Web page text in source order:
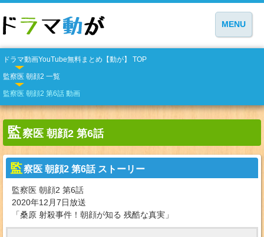
MENU
ドラマ動画YouTube無料まとめ【動が】 TOP
監察医 朝顔2 一覧
監察医 朝顔2 第6話 動画
監察医 朝顔2 第6話
監察医 朝顔2 第6話 ストーリー
監察医 朝顔2 第6話
2020年12月7日放送
「桑原 射殺事件！朝顔が知る 残酷な真実」